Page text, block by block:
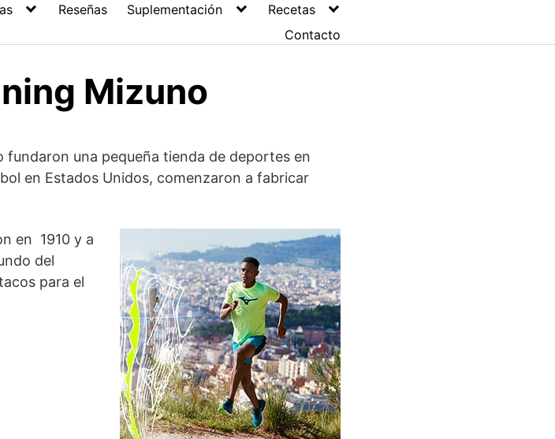
Reseñas Suplementación
Recetas
Contacto
Mizuno
fundaron una pequeña tienda de deportes en
en Estados Unidos, comenzaron a fabricar
en 1910 y a
del
para el